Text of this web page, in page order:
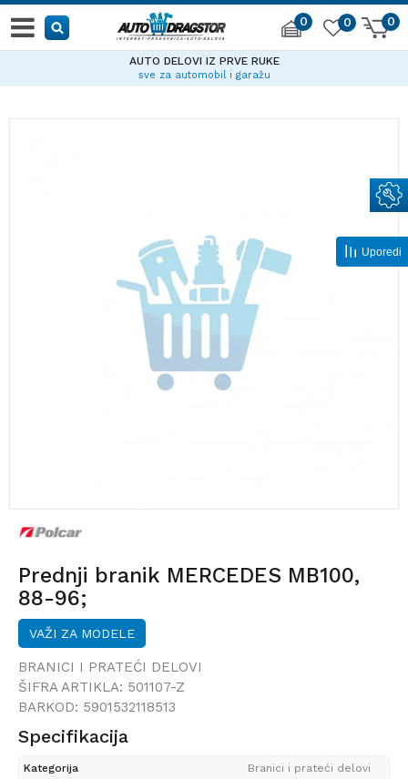
0 0
0
AUTO DELOVI IZ PRVE RUKE
sve za automobil i garažu
Prednji branik MERCEDES MB100,
88-96;
VAŽI ZA MODELE
BRANICI I PRATEĆI DELOVI
ŠIFRA ARTIKLA: 501107-Z
BARKOD: 5901532118513
Specifikacija
Kategorija
Branici i prateći delovi
Uporedi